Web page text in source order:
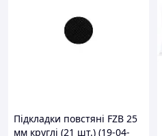
Підкладки повстяні FZB 25
мм круглі (21 шт.) (19-04-